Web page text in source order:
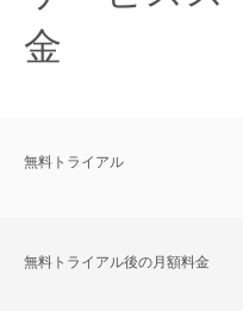
金
無料トライアル
無料トライアル後の⽉額料金